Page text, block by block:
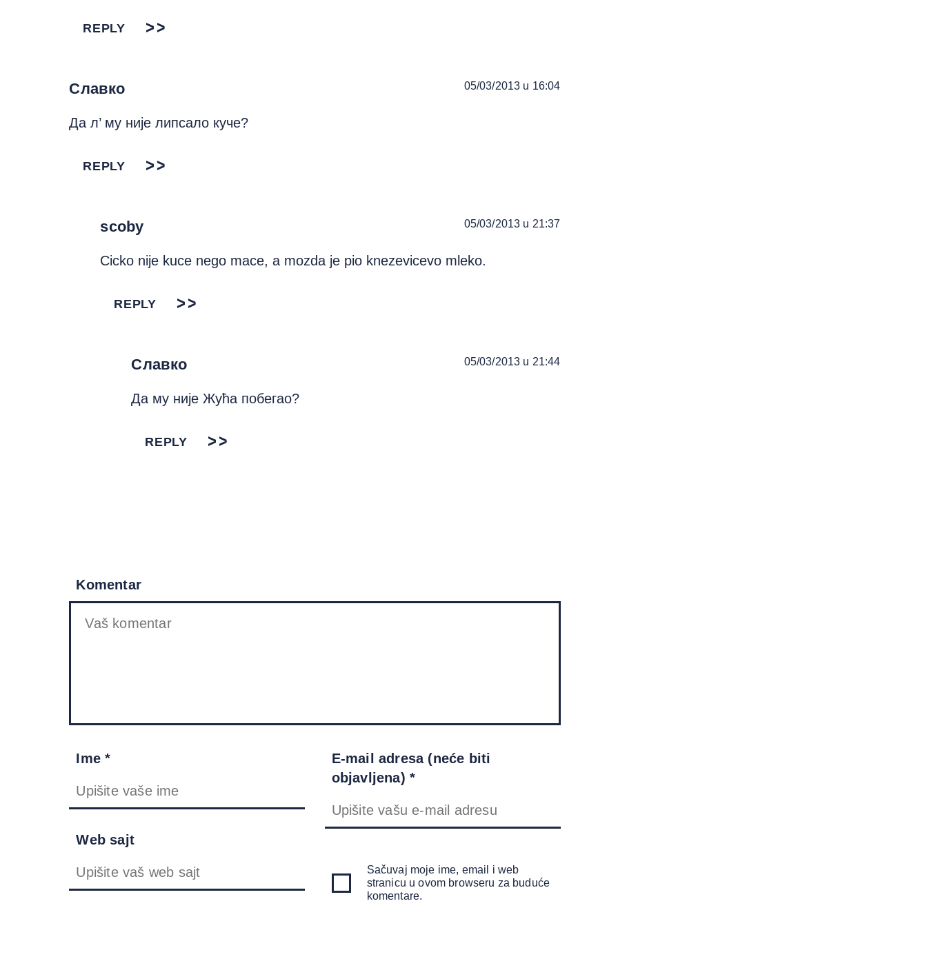
REPLY
Славко 05/03/2013 u 16:04
Да л’ му није липсало куче?
REPLY
scoby 05/03/2013 u 21:37
Cicko nije kuce nego mace, a mozda je pio knezevicevo mleko.
REPLY
Славко 05/03/2013 u 21:44
Да му није Жућа побегао?
REPLY
Komentar
Ime *
E-mail adresa (neće biti
objavljena) *
Web sajt
Sačuvaj moje ime, email i web
stranicu u ovom browseru za buduće
komentare.